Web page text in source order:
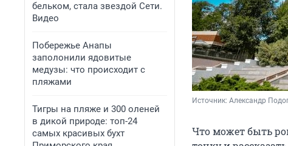
бельком, стала звездой Сети.
Видео
Побережье Анапы
заполонили ядовитые
медузы: что происходит с
пляжами
Тигры на пляже и 300 оленей
в дикой природе: топ-24
самых красивых бухт
Источник: Александр
Что может быть